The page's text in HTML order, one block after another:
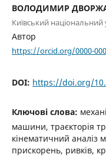
ВОЛОДИМИР
Київський національний
Автор
https://orcid.org/0000-
DOI: https://doi.org/
Ключові слова:
машини, траєкторія
кінематичний аналіз
прискорень, ривків,